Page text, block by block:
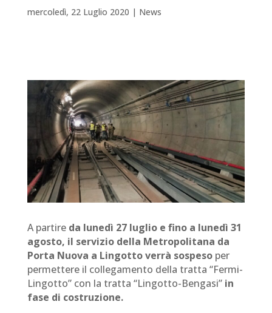
mercoledì, 22 Luglio 2020 | News
A partire da lunedì 27 luglio e fino a lunedì 31
agosto, il servizio della Metropolitana da
Porta Nuova a Lingotto verrà sospesoper
permettere il collegamento della tratta “Fermi-
Lingotto” con la tratta “Lingotto-Bengasi”in
fase di costruzione.